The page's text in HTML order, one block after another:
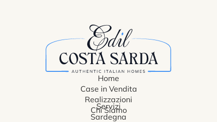
Home
Case in Vendita
Realizzazioni
Chi Siamo
Servizi
Sardegna